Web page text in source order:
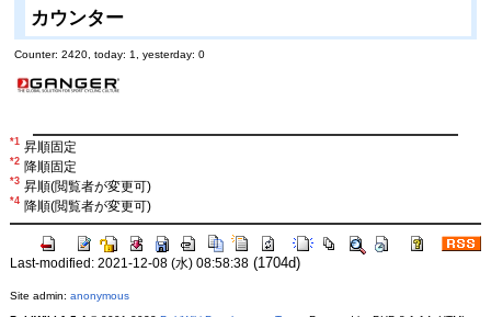
カウンター
Counter: 2420, today: 1, yesterday: 0
*1 昇順固定
*2 降順固定
*3 昇順(閲覧者が変更可)
*4 降順(閲覧者が変更可)
Last-modified: 2021-12-08 (水) 08:58:38(1704d)
Site admin: anonymous